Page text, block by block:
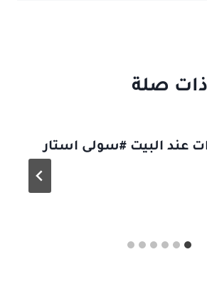
صلة
عند البيت #سولى استار